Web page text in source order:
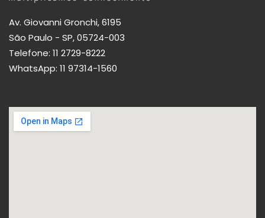
Av. Giovanni Gronchi, 6195
São Paulo - SP, 05724-003
Telefone: 11 2729-8222
WhatsApp: 11 97314-1560